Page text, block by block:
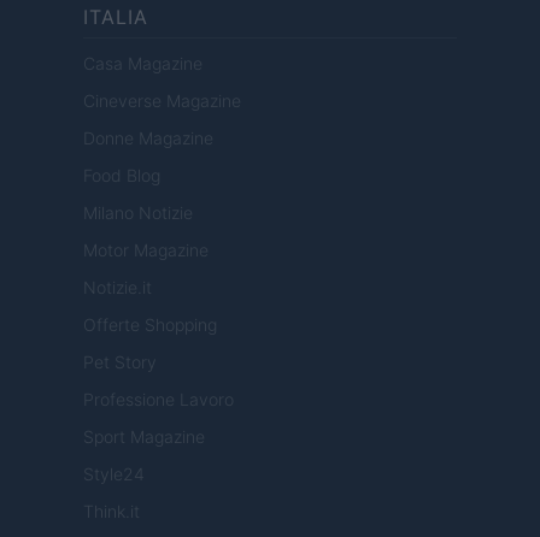
ITALIA
Casa Magazine
Cineverse Magazine
Donne Magazine
Food Blog
Milano Notizie
Motor Magazine
Notizie.it
Offerte Shopping
Pet Story
Professione Lavoro
Sport Magazine
Style24
Think.it